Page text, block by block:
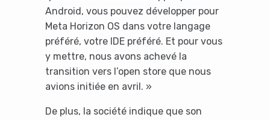
Android, vous pouvez développer pour
Meta Horizon OS dans votre langage
préféré, votre IDE préféré. Et pour vous
y mettre, nous avons achevé la
transition vers l’open store que nous
avions initiée en avril. »
De plus, la société indique que son